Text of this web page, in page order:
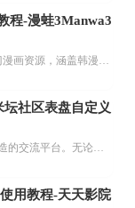
程-漫蛙3Manwa3
漫蛙MANWA3，汇聚全球热门漫画资源，涵盖韩漫、欧美漫画、国漫等多种类型，题材丰富多样，全方位满足用户阅读喜好。它不仅是阅读平台，更是创作平台，为广大用户打造零门槛创作环境。...
社区表盘自定义
米坛社区是专为钟表爱好者打造的交流平台。无论你是初涉钟表领域的普通爱好者，还是拥有多年收藏经验的资深玩家，都能在此找到属于自己的天地。 无需注册，就能轻松参与其中。通过专业的讨论论坛与丰富的交互功能，你可与世界各地的钟表爱好者畅快交流。若你钟情于钟表，米坛社区无疑是值得一试的理想之选。在这里，你能获取最新的手表资讯，交流见解，提升鉴赏品味，让每一块手表都成为收藏故事中重要的一部分。感兴趣的朋友，不要错过下载机会。...
用教程-天天影院